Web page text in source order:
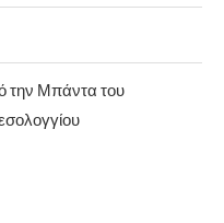
την Μπάντα του